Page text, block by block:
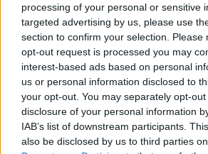
processing of your personal or sensitive
targeted advertising by us, please use
section to confirm your selection. Please
opt-out request is processed you may
interest-based ads based on personal
us or personal information disclosed to
your opt-out. You may separately opt-
disclosure of your personal information
IAB’s list of downstream participants.
also be disclosed by us to third parties
every door. Hostility, on the other
things to do on the planet, leading to
losing respect. For that reason, we
valuable, and we want its value to be
0 Reply